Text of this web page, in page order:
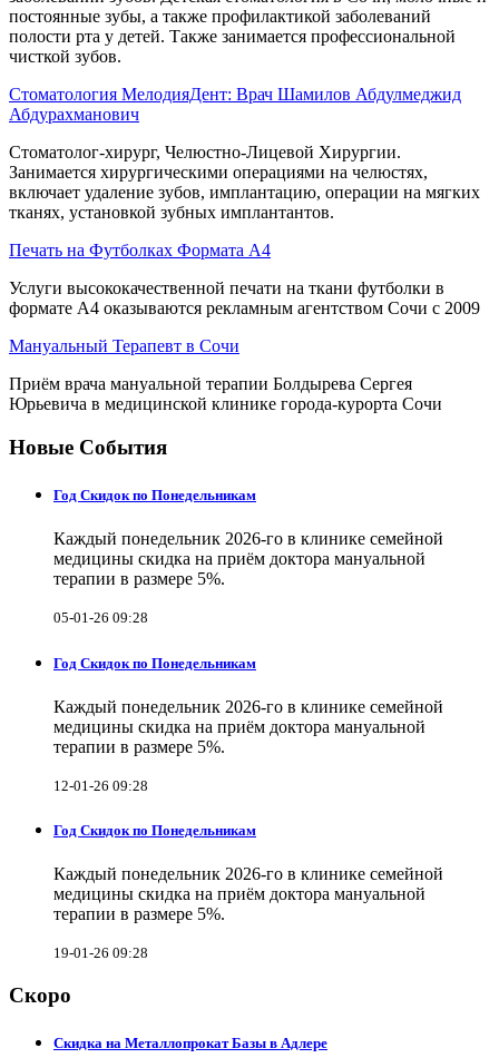
постоянные зубы, а также профилактикой заболеваний
полости рта у детей. Также занимается профессиональной
чисткой зубов.
Стоматология МелодияДент: Врач Шамилов Абдулмеджид
Абдурахманович
Стоматолог-хирург, Челюстно-Лицевой Хирургии.
Занимается хирургическими операциями на челюстях,
включает удаление зубов, имплантацию, операции на мягких
тканях, установкой зубных имплантантов.
Печать на Футболках Формата А4
Услуги высококачественной печати на ткани футболки в
формате А4 оказываются рекламным агентством Сочи с 2009
Мануальный Терапевт в Сочи
Приём врача мануальной терапии Болдырева Сергея
Юрьевича в медицинской клинике города-курорта Сочи
Новые События
Год Скидок по Понедельникам
Каждый понедельник 2026-го в клинике семейной
медицины скидка на приём доктора мануальной
терапии в размере 5%.
05-01-26 09:28
Год Скидок по Понедельникам
Каждый понедельник 2026-го в клинике семейной
медицины скидка на приём доктора мануальной
терапии в размере 5%.
12-01-26 09:28
Год Скидок по Понедельникам
Каждый понедельник 2026-го в клинике семейной
медицины скидка на приём доктора мануальной
терапии в размере 5%.
19-01-26 09:28
Скоро
Скидка на Металлопрокат Базы в Адлере